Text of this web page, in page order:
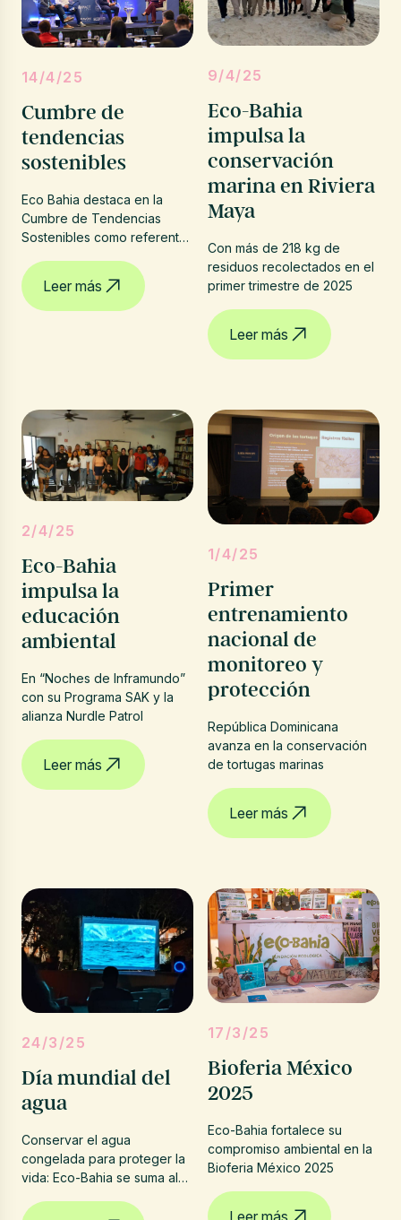
14/4/25
Cumbre de
tendencias
sostenibles
Eco Bahia destaca en la
Cumbre de Tendencias
Sostenibles como referente
Leer más
9/4/25
Eco-Bahia
impulsa la
conservación
marina en Riviera
Maya
Con más de 218 kg de
residuos recolectados en el
primer trimestre de 2025
Leer más
2/4/25
Eco-Bahia
impulsa la
educación
ambiental
En “Noches de Inframundo”
con su Programa SAK y la
alianza Nurdle Patrol
Leer más
1/4/25
Primer
entrenamiento
nacional de
monitoreo y
protección
República Dominicana
avanza en la conservación
de tortugas marinas
Leer más
24/3/25
Día mundial del
agua
Conservar el agua
congelada para proteger la
vida: Eco-Bahia se suma al
con cine consciente
17/3/25
Bioferia México
2025
Eco-Bahia fortalece su
compromiso ambiental en la
Bioferia México 2025